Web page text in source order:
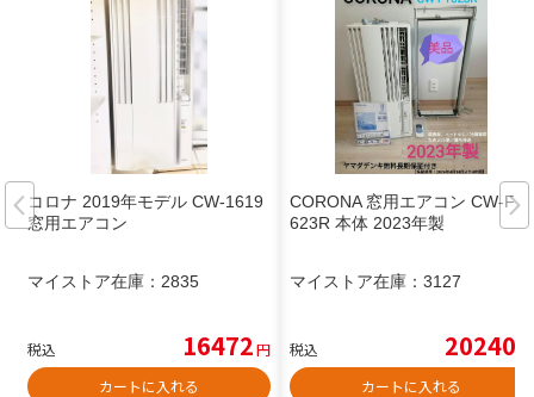
コロナ 2019年モデル CW-1619
窓用エアコン
マイストア在庫： 2835
税込 16472円
カートに入れる
CORONA 窓用エアコン CW-F1
623R 本体 2023年製
マイストア在庫： 3127
税込 20240
カートに入れる